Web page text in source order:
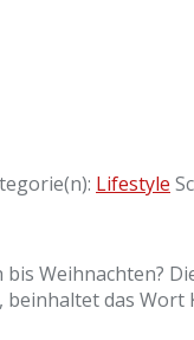
Lifestyle
bis Weihnachten?
das Wort